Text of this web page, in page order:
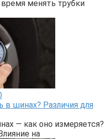
менять трубки
шинах? Различия для
— как оно измеряется?
на